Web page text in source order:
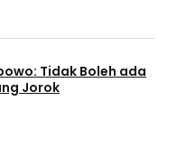
Tidak Boleh ada
Jorok